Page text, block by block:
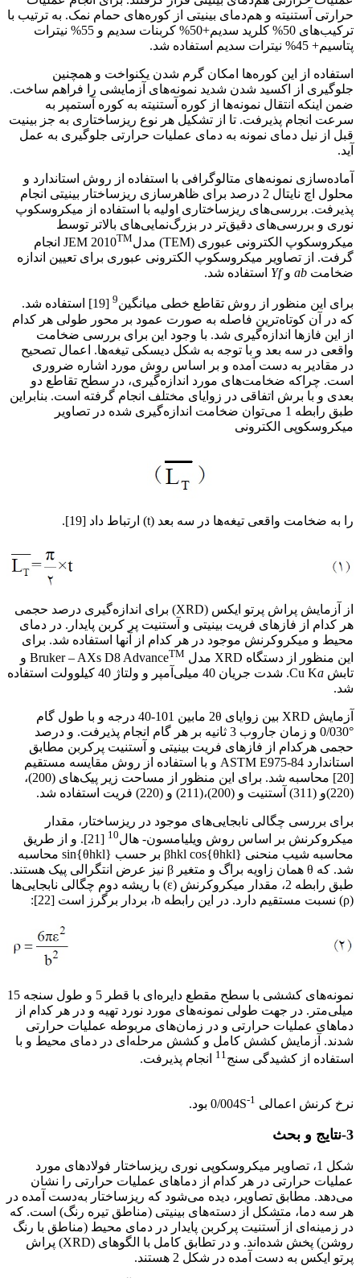
حرارتی آستنیته و هم‌دمای بینیتی از کوره‌های حمام نمک. به ترتیب با
ترکیب‌های 50% کلرید سدیم+50% کربنات سدیم و 55% نیترات
پتاسیم+ 45% نیترات سدیم استفاده شد.
استفاده از این کوره‌ها امکان گرم شدن یکنواخت و همچنین
جلوگیری از اکسید شدن شدید نمونه‌های آزمایشی را فراهم ساخت.
ضمن اینکه انتقال نمونه‌ها از کوره آستنیته به کوره آستمپر به
سرعت انجام پذیرفت. تا از تشکیل هر نوع ریزساختاری به جز بینیت
قبل از نیل دمای نمونه به دمای عملیات حرارتی جلوگیری به عمل
آید.
آماده‌سازی نمونه‌های متالوگرافی با استفاده از روش استاندارد و
محلول اچ نایتال 2 درصد برای ظاهرسازی ریزساختار بینیتی انجام
پذیرفت. بررسی‌های ریزساختاری اولیه با استفاده از میکروسکوپ
نوری و بررسی‌های دقیق‌تر در بزرگ‌نمایی‌های بالاتر توسط
میکروسکوپ الکترونی عبوری (TEM) مدلJEM 2010
TM
انجام
گرفت. از تصاویر میکروسکوپ الکترونی عبوری برای تعیین اندازه
ضخامت ab وYf استفاده شد.
برای این منظور از روش تقاطع خطی میانگین9
[19] استفاده شد.
که در آن کوتاه‌ترین فاصله به صورت عمود بر محور طولی هر کدام
از این فازها اندازه‌گیری شد. با وجود این برای بررسی ضخامت
واقعی در سه بعد و با توجه به شکل دیسکی تیغه‌ها. اعمال تصحیح
در مقادیر به دست آمده و بر اساس روش مورد اشاره ضروری
است. چراکه ضخامت‌های مورد اندازه‌گیری، در سطح تقاطع دو
بعدی و با برش اتفاقی در زوایای مختلف انجام گرفته است. بنابراین
طبق رابطه 1 می‌توان ضخامت اندازه‌گیری شده در تصاویر
میکروسکوپی الکترونی
را به ضخامت واقعی تیغه‌ها در سه بعد (t) ارتباط داد [19].
از آزمایش پراش پرتو ایکس (XRD) برای اندازه‌گیری درصد حجمی
هر کدام از فازهای فریت بینیتی و آستنیت پر کربن پایدار. در دمای
محیط و میکروکرنش موجود در هر کدام از آنها استفاده شد. برای
این منظور از دستگاه XRD مدل Bruker – AXs D8 Advance
TM
و
تابش Cu K a
. شدت جریان 40 میلی‌آمپر و ولتاژ 40 کیلوولت استفاده
شد.
آزمایش XRD بین زوایای 2θ مابین 101-40 درجه و با طول گام
°0/030 و زمان جاروب 3 ثانیه بر هر گام انجام پذیرفت. و درصد
حجمی هرکدام از فازهای فریت بینیتی و آستنیت پرکربن مطابق
استاندارد ASTM E975-84 و با استفاده از روش مقایسه مستقیم
[20] محاسبه شد. برای این منظور از مساحت زیر پیک‌های (200)،
(220)و (311) آستنیت و (200)،(211) و (220) فریت استفاده شد.
برای بررسی چگالی نابجایی‌های موجود در ریزساختار، مقدار
میکروکرنش بر اساس روش ویلیامسون- هال10
[21]. و از طریق
محاسبه شیب منحنی βhkl cos{θhkl} بر حسب sin{θhkl} محاسبه
شد. که θ همان زاویه براگ و متغیر β نیز عرض انتگرالی پیک هستند.
طبق رابطه 2، مقدار میکروکرنش (ε) با ریشه دوم چگالی نابجایی‌ها
(ρ) نسبت مستقیم دارد. در این رابطه b، بردار برگرز است [22]:
نمونه‌های کششی با سطح مقطع دایره‌ای با قطر 5 و طول سنجه 15
میلی‌متر. در جهت طولی نمونه‌های مورد نورد تهیه و در هر کدام از
دماهای عملیات حرارتی و در زمان‌های مربوطه عملیات حرارتی
شدند. آزمایش کشش کامل و کشش مرحله‌ای در دمای محیط و با
استفاده از کشیدگی سنج11 انجام پذیرفت.
نرخ کرنش اعمالی 0/004S -1 بود.
3-نتایج و بحث
شکل 1، تصاویر میکروسکوپی نوری ریزساختار فولادهای مورد
عملیات حرارتی در هر کدام از دماهای عملیات حرارتی را نشان
می‌دهد. مطابق تصاویر، دیده می‌شود که ریزساختار به‌دست آمده در
هر سه دما، متشکل از دسته‌های بینیتی (مناطق تیره رنگ) است. که
در زمینه‌ای از آستنیت پرکربن پایدار در دمای محیط (مناطق با رنگ
روشن) پخش شده‌اند. و در تطابق کامل با الگوهای (XRD) پراش
پرتو ایکس به دست آمده در شکل 2 هستند.